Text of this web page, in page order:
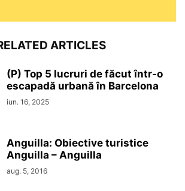
ARTICLES
(P) Top 5 lucruri de făcut într-o
escapadă urbană în Barcelona
iun. 16, 2025
Anguilla: Obiective turistice
Anguilla – Anguilla
aug. 5, 2016